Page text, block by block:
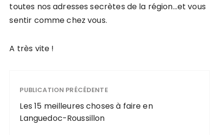
toutes nos adresses secrètes de la région…et vous
sentir comme chez vous.
A très vite !
PUBLICATION PRÉCÉDENTE
Les 15 meilleures choses à faire en
Languedoc-Roussillon